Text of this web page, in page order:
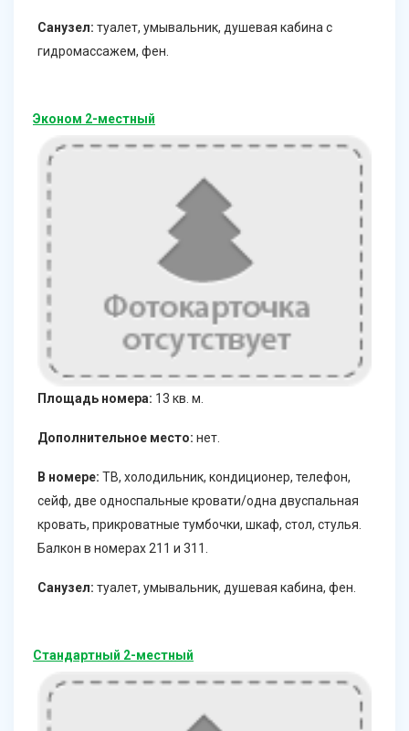
Санузел: туалет, умывальник, душевая кабина с
гидромассажем, фен.
Эконом 2-местный
Площадь номера: 13 кв. м.
Дополнительное место: нет.
В номере: ТВ, холодильник, кондиционер, телефон,
сейф, две односпальные кровати/одна двуспальная
кровать, прикроватные тумбочки, шкаф, стол, стулья.
Балкон в номерах 211 и 311.
Санузел: туалет, умывальник, душевая кабина, фен.
Стандартный 2-местный